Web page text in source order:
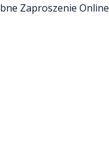
Zaproszenie Online